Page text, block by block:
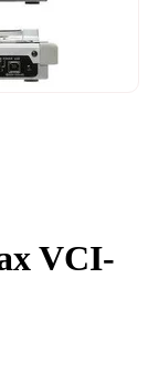
VCI-